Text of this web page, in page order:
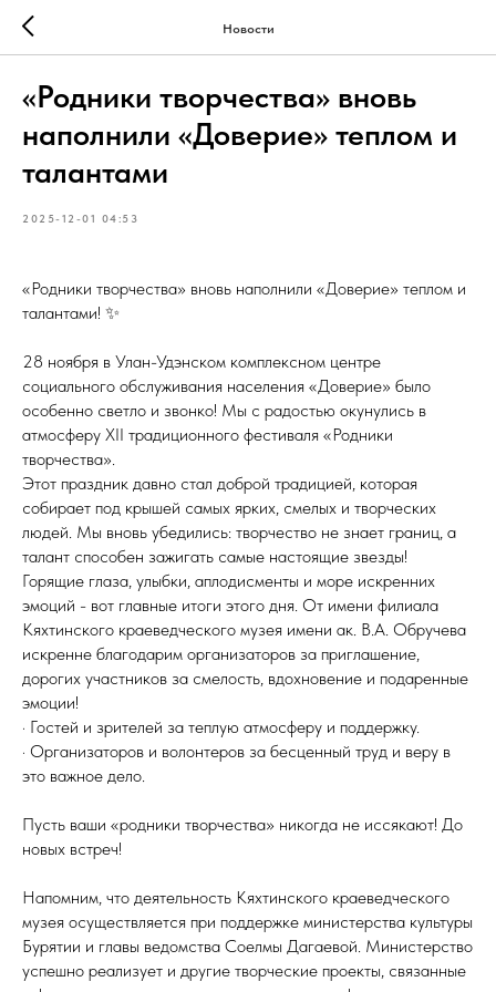
Новости
«Родники творчества» вновь
наполнили «Доверие» теплом и
талантами
2025-12-01 04:53
«Родники творчества» вновь наполнили «Доверие» теплом и
талантами! ✨
28 ноября в Улан-Удэнском комплексном центре
социального обслуживания населения «Доверие» было
особенно светло и звонко! Мы с радостью окунулись в
атмосферу XII традиционного фестиваля «Родники
творчества».
Этот праздник давно стал доброй традицией, которая
собирает под крышей самых ярких, смелых и творческих
людей. Мы вновь убедились: творчество не знает границ, а
талант способен зажигать самые настоящие звезды!
Горящие глаза, улыбки, аплодисменты и море искренних
эмоций - вот главные итоги этого дня. От имени филиала
Кяхтинского краеведческого музея имени ак. В.А. Обручева
искренне благодарим организаторов за приглашение,
дорогих участников за смелость, вдохновение и подаренные
эмоции!
· Гостей и зрителей за теплую атмосферу и поддержку.
· Организаторов и волонтеров за бесценный труд и веру в
это важное дело.
Пусть ваши «родники творчества» никогда не иссякают! До
новых встреч!
Напомним, что деятельность Кяхтинского краеведческого
музея осуществляется при поддержке министерства культуры
Бурятии и главы ведомства Соелмы Дагаевой. Министерство
успешно реализует и другие творческие проекты, связанные